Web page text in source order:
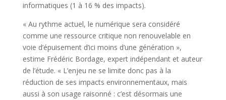
informatiques (1 à 16 % des impacts).
« Au rythme actuel, le numérique sera considéré
comme une ressource critique non renouvelable en
voie d’épuisement d’ici moins d’une génération »,
estime Frédéric Bordage, expert indépendant et auteur
de l’étude. « L’enjeu ne se limite donc pas à la
réduction de ses impacts environnementaux, mais
aussi à son usage raisonné : c’est désormais une